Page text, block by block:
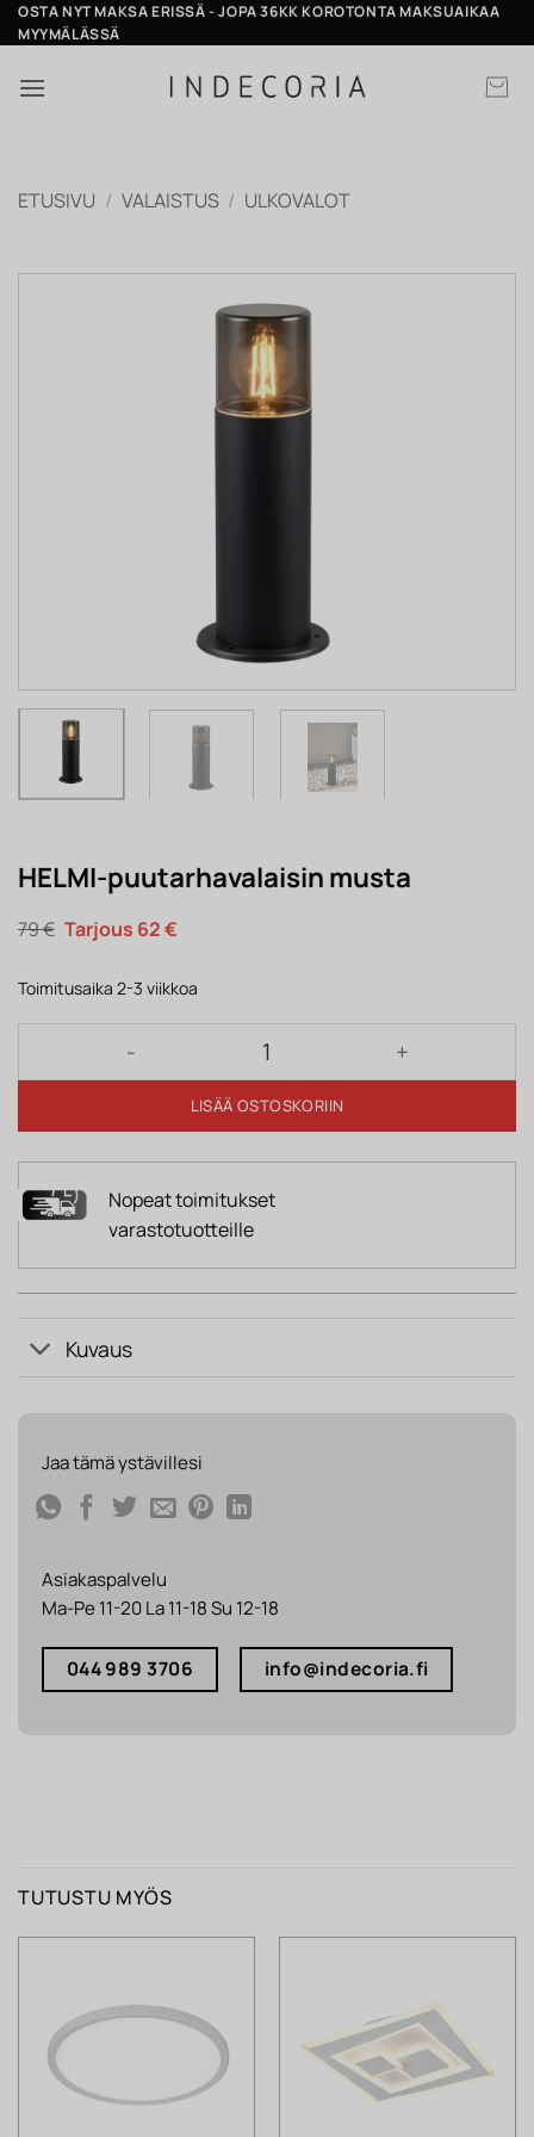
Skip
to
OSTA NYT MAKSA ERISSÄ - JOPA 36KK KOROTONTA MAKSUAIKAA
MYYMÄLÄSSÄ
ETUSIVU / VALAISTUS / ULKOVALOT
HELMI-puutarhavalaisin musta
79€ Alkuperäinen
hinta
79 €.
62€Nykyinen
62 €.
Toimitusaika 2-3 viikkoa
HELMI-puutarhavalaisin musta määrä
LISÄÄ OSTOSKORIIN
Nopeat toimitukset
varastotuotteille
Kuvaus
Jaa tämä ystävillesi
Asiakaspalvelu
Ma-Pe 11-20 La 11-18 Su 12-18
044 989 3706 info@indecoria.fi
TUTUSTU MYÖS